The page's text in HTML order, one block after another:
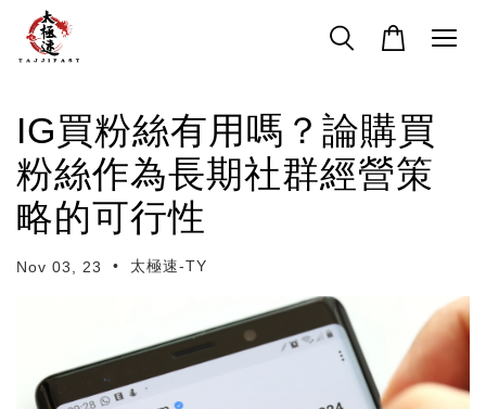
IG買粉絲有用嗎？論購買
粉絲作為長期社群經營策
略的可行性
Nov 03, 23 • 太極速-TY